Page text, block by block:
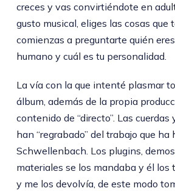
creces y vas convirtiéndote en
gusto musical, eliges las cosas que
comienzas a preguntarte quién
humano y cuál es tu personalidad.
La vía con la que intenté plasmar
álbum, además de la propia
contenido de “directo”. Las cuerdas
han “regrabado” del trabajo que ha
Schwellenbach. Los plugins,
materiales se los mandaba y él los
y me los devolvía, de este modo